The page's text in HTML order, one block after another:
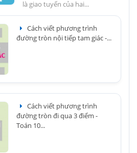
là giao tuyến của hai...
Cách viết phương trình
đường tròn nội tiếp tam giác -...
Cách viết phương trình
đường tròn đi qua 3 điểm -
Toán 10...